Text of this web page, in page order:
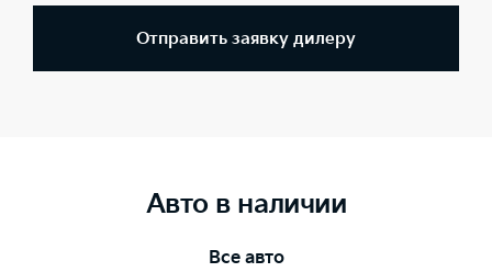
Отправить заявку дилеру
Авто в наличии
Все авто